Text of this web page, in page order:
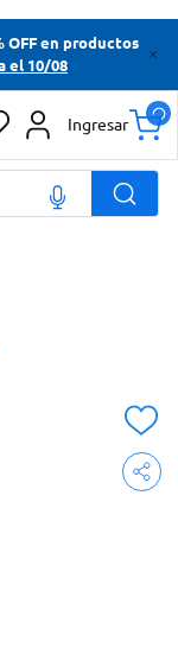
OFF en productos
el 10/08
Ingresar